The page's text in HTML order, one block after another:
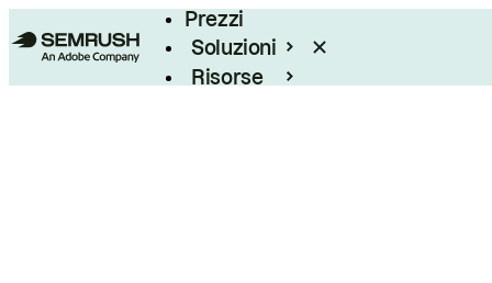
Prezzi
Soluzioni
Risorse